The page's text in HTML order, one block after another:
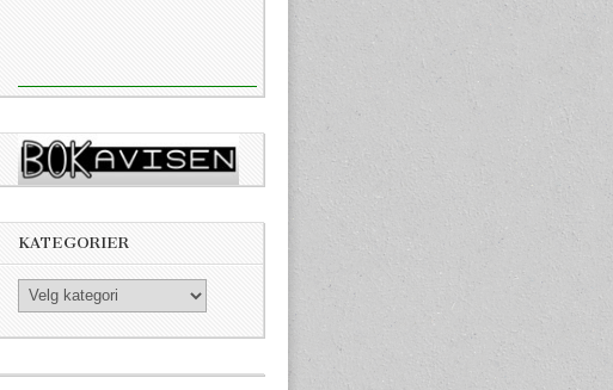
KATEGORIER
Kategorier